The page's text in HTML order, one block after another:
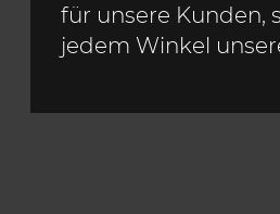
für unsere Kunden,
jedem Winkel